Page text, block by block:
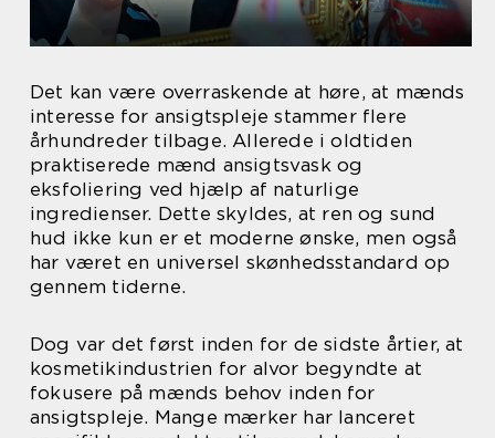
Det kan være overraskende at høre, at mænds
interesse for ansigtspleje stammer flere
århundreder tilbage. Allerede i oldtiden
praktiserede mænd ansigtsvask og
eksfoliering ved hjælp af naturlige
ingredienser. Dette skyldes, at ren og sund
hud ikke kun er et moderne ønske, men også
har været en universel skønhedsstandard op
gennem tiderne.
Dog var det først inden for de sidste årtier, at
kosmetikindustrien for alvor begyndte at
fokusere på mænds behov inden for
ansigtspleje. Mange mærker har lanceret